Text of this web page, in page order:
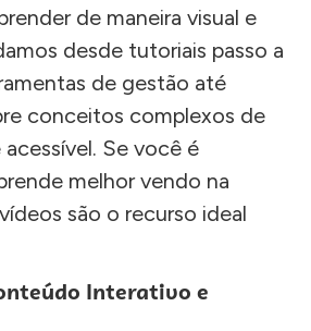
de maneira visual e
desde tutoriais passo a
de gestão até
conceitos complexos de
Se você é
melhor vendo na
são o recurso ideal
Interativo e